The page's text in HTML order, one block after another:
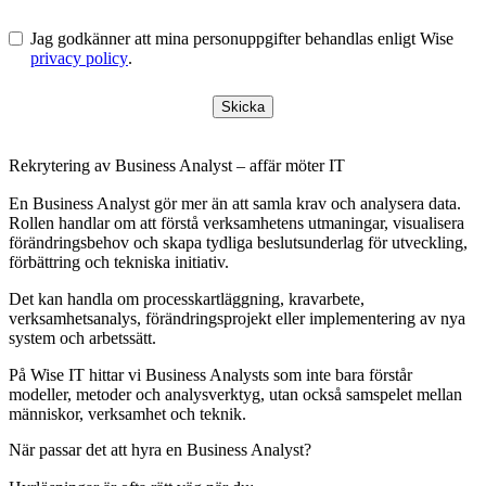
Jag godkänner att mina personuppgifter behandlas enligt Wise
privacy policy.
Skicka
Rekrytering av Business Analyst – affär möter IT
En Business Analyst gör mer än att samla krav och analysera data.
Rollen handlar om att förstå verksamhetens utmaningar, visualisera
förändringsbehov och skapa tydliga beslutsunderlag för utveckling,
förbättring och tekniska initiativ.
Det kan handla om processkartläggning, kravarbete,
verksamhetsanalys, förändringsprojekt eller implementering av nya
system och arbetssätt.
På Wise IT hittar vi Business Analysts som inte bara förstår
modeller, metoder och analysverktyg, utan också samspelet mellan
människor, verksamhet och teknik.
När passar det att hyra en Business Analyst?